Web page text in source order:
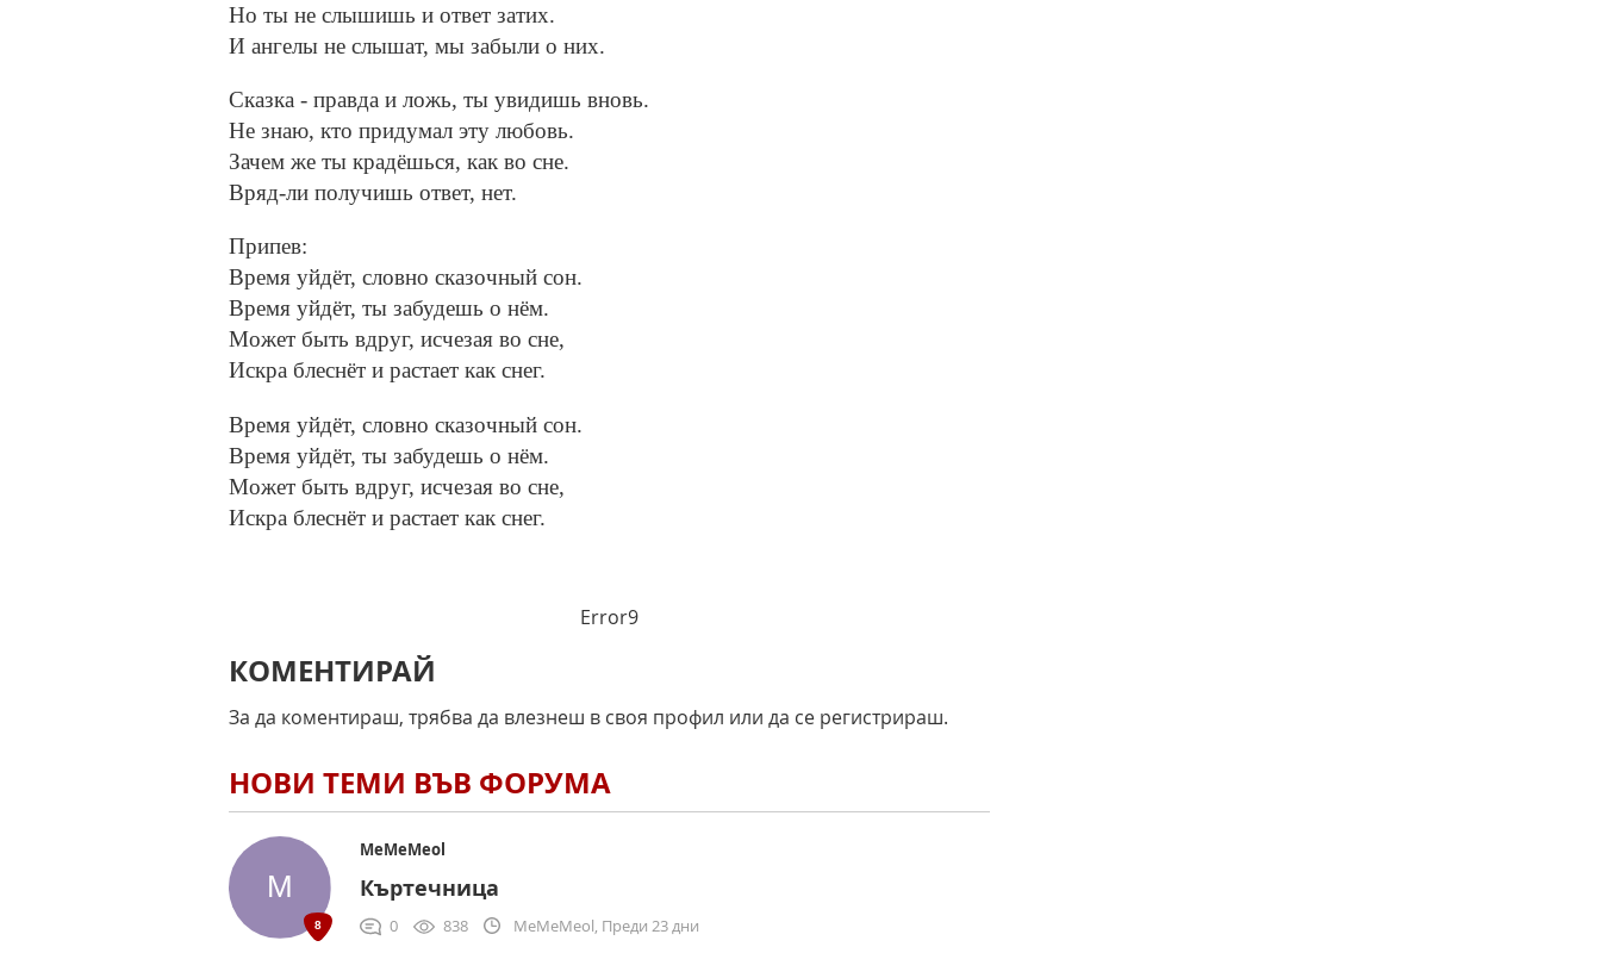
Но ты не слышишь и ответ затих.
И ангелы не слышат, мы забыли о них.
Сказка - правда и ложь, ты увидишь вновь.
Не знаю, кто придумал эту любовь.
Зачем же ты крадёшься, как во сне.
Вряд-ли получишь ответ, нет.
Припев:
Время уйдёт, словно сказочный сон.
Время уйдёт, ты забудешь о нём.
Может быть вдруг, исчезая во сне,
Искра блеснёт и растает как снег.
Время уйдёт, словно сказочный сон.
Время уйдёт, ты забудешь о нём.
Может быть вдруг, исчезая во сне,
Искра блеснёт и растает как снег.
Error9
КОМЕНТИРАЙ
За да коментираш, трябва да влезнеш в своя профил или да се регистрираш.
НОВИ ТЕМИ ВЪВ ФОРУМА
MeMeMeol
Къртечница
0 838 MeMeMeol, Преди 23 дни